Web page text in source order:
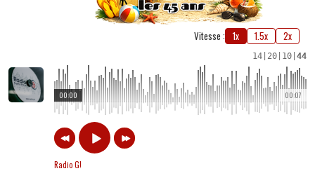
Vitesse : 1x 1.5x 2x
14 20 10 44
00:07
00:00
Radio G!